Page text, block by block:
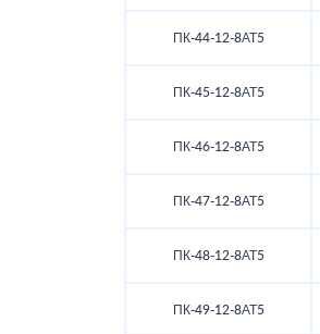
ПК-44-12-8АТ5
ПК-45-12-8АТ5
ПК-46-12-8АТ5
ПК-47-12-8АТ5
ПК-48-12-8АТ5
ПК-49-12-8АТ5